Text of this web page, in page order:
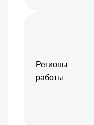
Регионы
работы